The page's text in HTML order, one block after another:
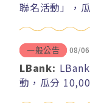
聯名活動」，
一般公告 08/06
LBank:
動，瓜分